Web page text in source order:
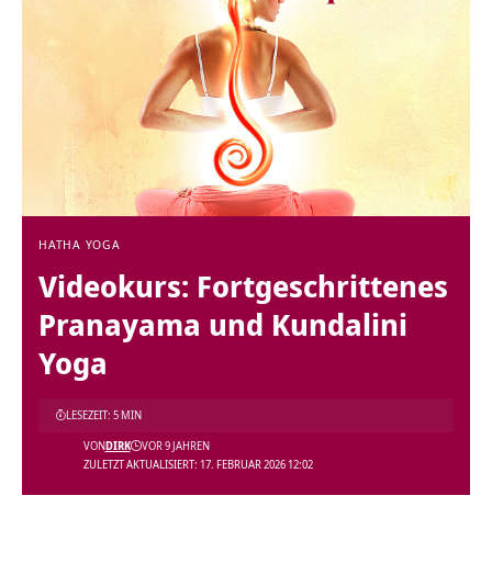
HATHA YOGA
Videokurs: Fortgeschrittenes
Pranayama und Kundalini
Yoga
ZULETZT AKTUALISIERT: 17. FEBRUAR 2026 12:02
VONDIRK VOR 9 JAHREN
LESEZEIT: 5 MIN